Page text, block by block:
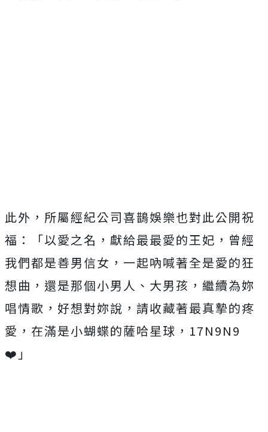
此外，所屬經紀公司喜鵲娛樂也對此公開祝
福：「以愛之名，獻給最最愛的王妃，曾經
我們都是善男信女，一起吶喊著全是愛的狂
想曲，還是那個小男人、大男孩，繼續為妳
唱情歌，好想對妳說，請收藏著最真摯的疼
愛，在滿是小蝴蝶的薩哈星球，17N9N9
❤️」